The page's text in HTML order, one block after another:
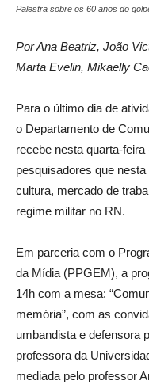
Palestra sobre os 60 anos do
Por Ana Beatriz, João
Marta Evelin, Mikaelly
Para o último dia de
o Departamento de
recebe nesta quarta-
pesquisadores que
cultura, mercado de
regime militar no RN.
Em parceria com o
da Mídia (PPGEM), a
14h com a mesa:
memória”, com as
umbandista e defensora
professora da
mediada pelo professor